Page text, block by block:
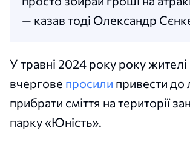
— казав тоді Олександр
У травні 2024 року року
вчергове просили привести до
прибрати сміття на території
парку «Юність».